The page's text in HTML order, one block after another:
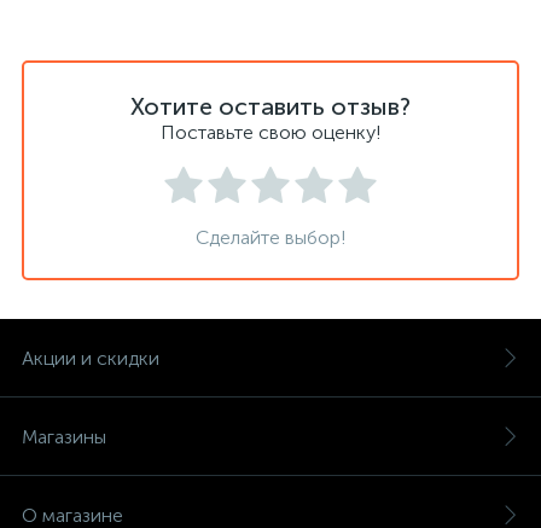
Хотите оставить отзыв?
Поставьте свою оценку!
Сделайте выбор!
Акции и скидки
Магазины
О магазине